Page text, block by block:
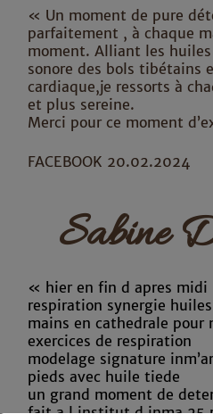
« Un moment de pure
parfaitement , à chaque
moment. Alliant les
sonore des bols tibétains
cardiaque,je ressorts à
et plus sereine.
Merci pour ce moment
FACEBOOK 20.02.2024
Sabine
« hier en fin d apres midi
respiration synergie
mains en cathedrale pour
exercices de respiration
modelage signature
pieds avec huile tiede
un grand moment de